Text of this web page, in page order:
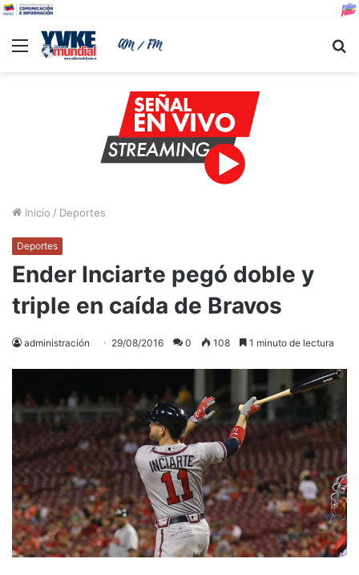
Menu
Inicio / Deportes
Deportes
Ender Inciarte pegó doble y
triple en caída de Bravos
administración 29/08/2016 0 108 1 minuto de lectura